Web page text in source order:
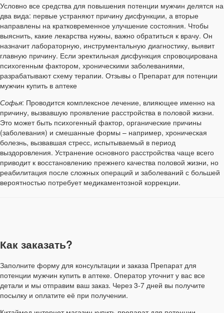
Условно все средства для повышения потенции мужчин делятся на
два вида: первые устраняют причину дисфункции, а вторые
направлены на кратковременное улучшение состояния. Чтобы
выяснить, какие лекарства нужны, важно обратиться к врачу. Он
назначит лабораторную, инструментальную диагностику, выявит
главную причину. Если эректильная дисфункция спровоцирована
психогенным фактором, хроническими заболеваниями,
разрабатывают схему терапии. Отзывы о Препарат для потенции
мужчин купить в аптеке
Софья: Проводится комплексное лечение, влияющее именно на
причину, вызвавшую проявление расстройства в половой жизни.
Это может быть психогенный фактор, органические причины
(заболевания) и смешанные формы – например, хроническая
болезнь, вызвавшая стресс, испытываемый в период
выздоровления. Устранение основного расстройства чаще всего
приводит к восстановлению прежнего качества половой жизни, но
реабилитация после сложных операций и заболеваний с большей
вероятностью потребует медикаментозной коррекции.
Как заказать?
Заполните форму для консультации и заказа Препарат для
потенции мужчин купить в аптеке. Оператор уточнит у вас все
детали и мы отправим ваш заказ. Через 3-7 дней вы получите
посылку и оплатите её при получении.